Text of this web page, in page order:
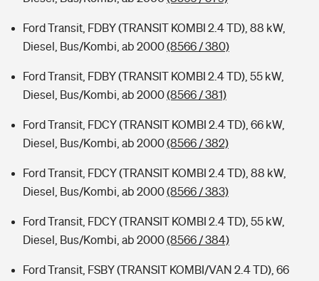
Ford Transit, FDBY (TRANSIT KOMBI 2.4 TD), 88 kW,
Diesel, Bus/Kombi, ab 2000(8566 / 380)
Ford Transit, FDBY (TRANSIT KOMBI 2.4 TD), 55 kW,
Diesel, Bus/Kombi, ab 2000(8566 / 381)
Ford Transit, FDCY (TRANSIT KOMBI 2.4 TD), 66 kW,
Diesel, Bus/Kombi, ab 2000(8566 / 382)
Ford Transit, FDCY (TRANSIT KOMBI 2.4 TD), 88 kW,
Diesel, Bus/Kombi, ab 2000(8566 / 383)
Ford Transit, FDCY (TRANSIT KOMBI 2.4 TD), 55 kW,
Diesel, Bus/Kombi, ab 2000(8566 / 384)
Ford Transit, FSBY (TRANSIT KOMBI/VAN 2.4 TD), 66